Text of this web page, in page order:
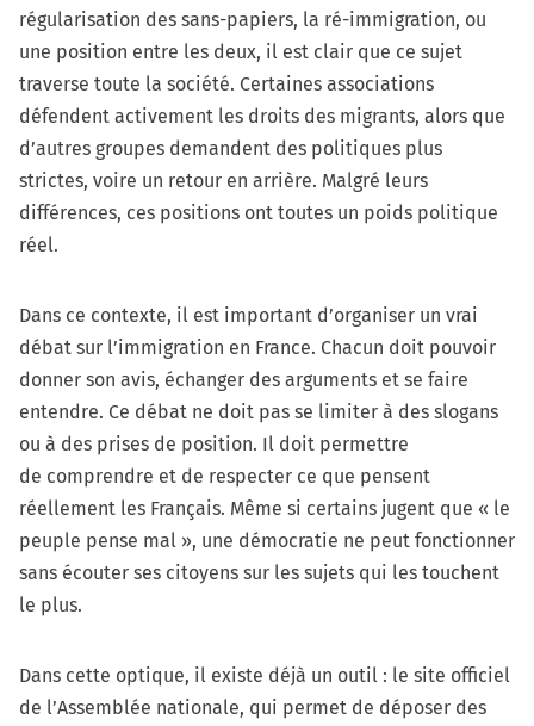
régularisation des sans-papiers, la ré-immigration, ou
une position entre les deux, il est clair que ce sujet
traverse toute la société. Certaines associations
défendent activement les droits des migrants, alors que
d’autres groupes demandent des politiques plus
strictes, voire un retour en arrière. Malgré leurs
différences, ces positions ont toutes un poids politique
réel.
Dans ce contexte, il est important d’organiser un vrai
débat sur l’immigration en France. Chacun doit pouvoir
donner son avis, échanger des arguments et se faire
entendre. Ce débat ne doit pas se limiter à des slogans
ou à des prises de position. Il doit permettre
de comprendre et de respecter ce que pensent
réellement les Français. Même si certains jugent que « le
peuple pense mal », une démocratie ne peut fonctionner
sans écouter ses citoyens sur les sujets qui les touchent
le plus.
Dans cette optique, il existe déjà un outil : le site officiel
de l’Assemblée nationale, qui permet de déposer des